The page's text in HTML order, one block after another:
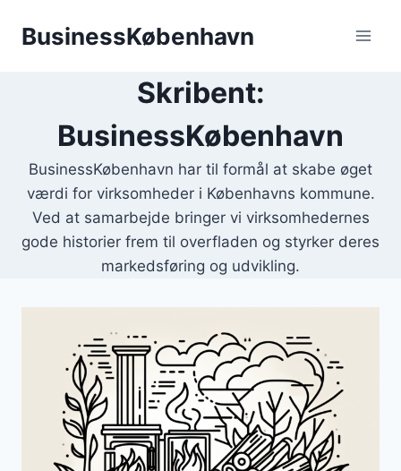
BusinessKøbenhavn
Skribent:
BusinessKøbenhavn
BusinessKøbenhavn har til formål at skabe øget
værdi for virksomheder i Københavns kommune.
Ved at samarbejde bringer vi virksomhedernes
gode historier frem til overfladen og styrker deres
markedsføring og udvikling.